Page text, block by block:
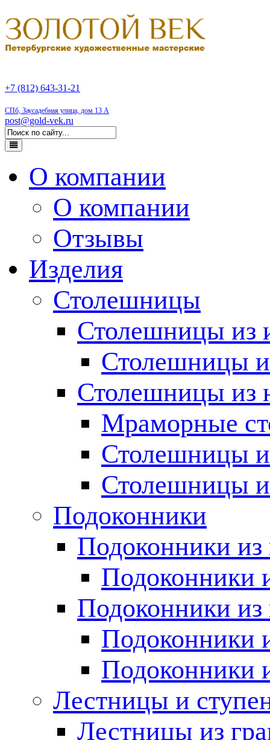
+7 (812) 643-31-21
СПб, Заусадебная улица, дом 13 А
post@gold-vek.ru
О компании
О компании
Отзывы
Изделия
Столешницы
Столешницы из
Столешницы
Столешницы из
Мраморные
Столешницы
Столешницы
Подоконники
Подоконники из
Подоконники
Подоконники из
Подоконники
Подоконники
Лестницы и
Лестницы из